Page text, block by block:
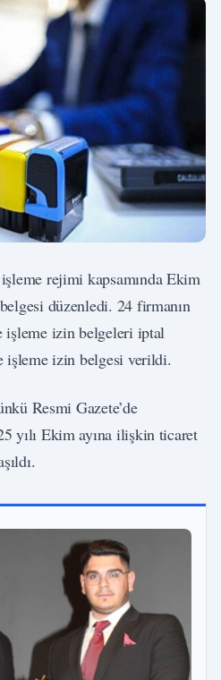
rejimi kapsamında Ekim
düzenledi. 24 firmanın
işleme izin belgeleri iptal
izin belgesi verildi.
Resmi Gazete’de
yılı Ekim ayına ilişkin ticaret